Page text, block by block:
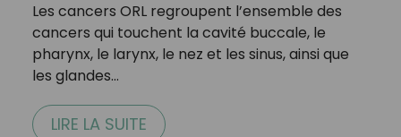
Les cancers ORL regroupent l’ensemble des
cancers qui touchent la cavité buccale, le
pharynx, le larynx, le nez et les sinus, ainsi que
les glandes…
LIRE LA SUITE